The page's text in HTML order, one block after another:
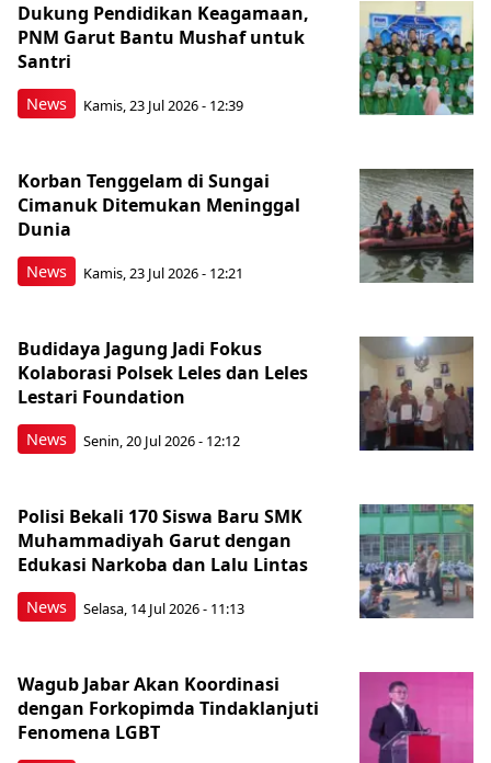
News
Dukung Pendidikan Keagamaan,
PNM Garut Bantu Mushaf untuk
Santri
Kamis, 23 Jul 2026 - 12:39
News
Korban Tenggelam di Sungai
Cimanuk Ditemukan Meninggal
Dunia
Kamis, 23 Jul 2026 - 12:21
News
Budidaya Jagung Jadi Fokus
Kolaborasi Polsek Leles dan Leles
Lestari Foundation
Senin, 20 Jul 2026 - 12:12
News
Polisi Bekali 170 Siswa Baru SMK
Muhammadiyah Garut dengan
Edukasi Narkoba dan Lalu Lintas
Selasa, 14 Jul 2026 - 11:13
Wagub Jabar Akan Koordinasi
dengan Forkopimda Tindaklanjuti
Fenomena LGBT